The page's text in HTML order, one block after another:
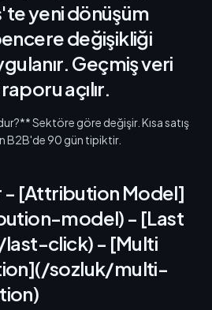
yeni dönüşüm
değişikliği
Geçmiş veri
açılır.
Sektöre göre değişir. Kısa satış
B2B'de 90 gün tipiktir.
- [Attribution Model]
model) - [Last
click) - [Multi
sozluk/multi-